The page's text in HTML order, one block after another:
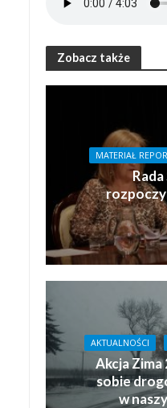
Zobacz także
MATERIAŁ
AKTUALNOŚCI
Akcja Zima
sobie
w